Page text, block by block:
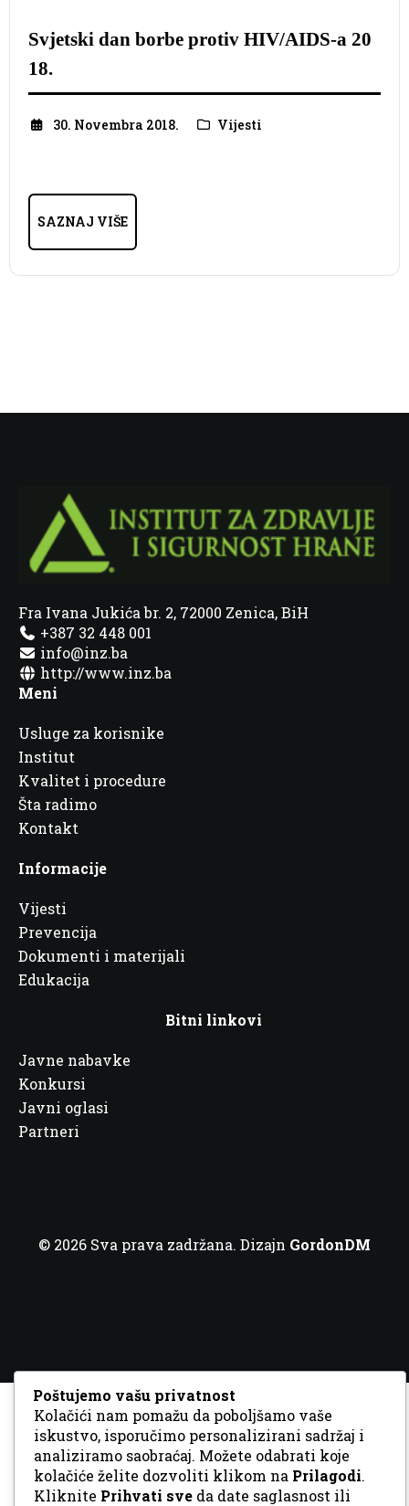
Svjetski dan borbe protiv HIV/AIDS-a 20
18.
30. Novembra 2018. Vijesti
SAZNAJ VIŠE
Fra Ivana Jukića br. 2, 72000 Zenica, BiH
+387 32 448 001
info@inz.ba
http://www.inz.ba
Meni
Usluge za korisnike
Institut
Kvalitet i procedure
Šta radimo
Kontakt
Informacije
Vijesti
Prevencija
Dokumenti i materijali
Edukacija
Bitni linkovi
Javne nabavke
Konkursi
Javni oglasi
Partneri
© 2026 Sva prava zadržana. Dizajn GordonDM
Poštujemo vašu privatnost
Kolačići nam pomažu da poboljšamo vaše
iskustvo, isporučimo personalizirani sadržaj i
analiziramo saobraćaj. Možete odabrati koje
kolačiće želite dozvoliti klikom na Prilagodi.
Kliknite Prihvati sve da date saglasnost ili